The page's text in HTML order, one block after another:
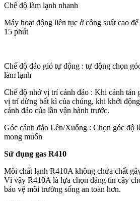
Chế độ làm lạnh nhanh
Máy hoạt động liên tục ở công suất cao
15 phút
Chế độ đảo gió tự động : tự động chọn
làm lạnh
Chế độ nhớ vị trí cánh đảo : Khi cánh tản
vị trí dừng bất kì của chúng, khi khởi
cánh đảo của lần vận hành trước.
Góc cánh đảo Lên/Xuống : Chọn góc độ
mong muốn
Sử dụng gas R410
Môi chất lạnh R410A không chứa chất
Vì vậy R410A là lựa chọn đáng tin cậy
bảo vệ môi trường sống an toàn hơn.